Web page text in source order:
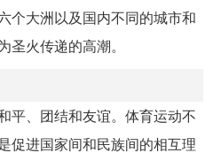
个大洲以及国内不同的城市和
圣火传递的高潮。
平、团结和友谊。体育运动不
促进国家间和民族间的相互理